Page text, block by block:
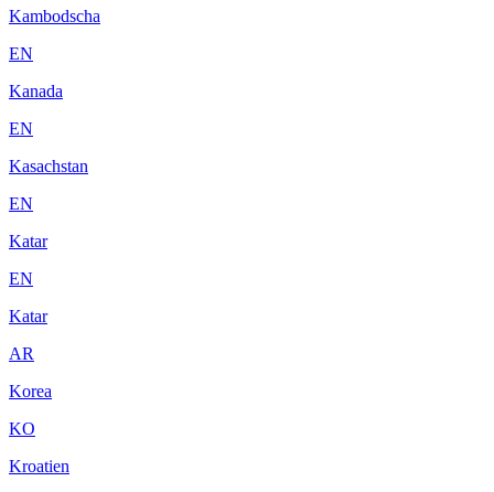
Kambodscha
EN
Kanada
EN
Kasachstan
EN
Katar
EN
Katar
AR
Korea
KO
Kroatien